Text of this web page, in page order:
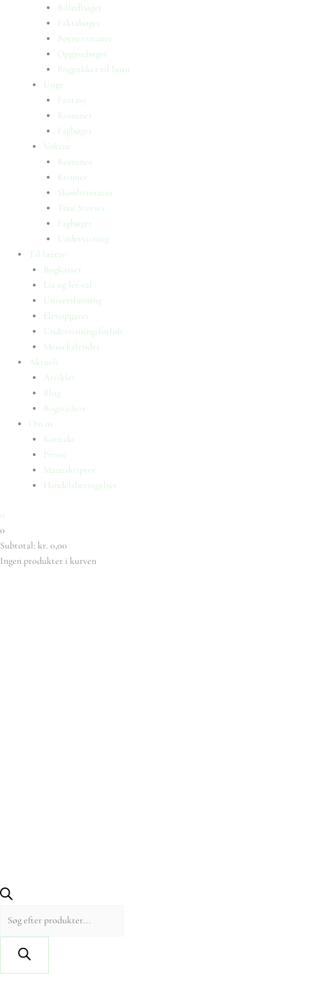
Billedbøger
Faktabøger
Børneromaner
Opgavebøger
Bogpakker til børn
Unge
Fantasy
Romaner
Fagbøger
Voksne
Romance
Krimier
Skønlitteratur
True Stories
Fagbøger
Undervisning
Til lærere
Bogkasser
Lix og let-tal
Universlæsning
Elevopgaver
Undervisningsforløb
Messekalender
Aktuelt
Artikler
Blog
Bogtrailere
Om os
Kontakt
Presse
Manuskripter
Handelsbetingelser
0
0
Subtotal: kr. 0,00
Ingen produkter i kurven